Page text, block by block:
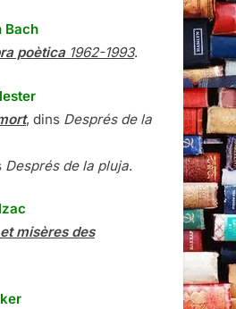
Bach
poètica1962-1993.
, dins Després de la
Després de la pluja.
misères des